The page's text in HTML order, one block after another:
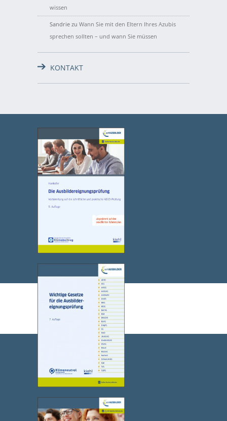
wissen
Sandrie zu Wann Sie mit den Eltern Ihres Azubis
sprechen sollten – und wann Sie müssen
KONTAKT